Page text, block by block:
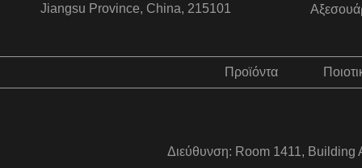
Jiangsu Province, China, 215101
Προϊόντα
Διεύθυνση: Room 1411,